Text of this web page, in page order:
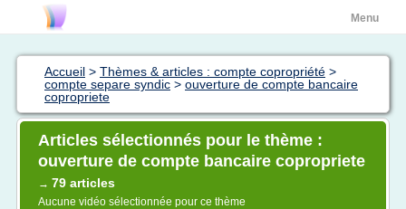
Menu
Accueil > Thèmes & articles : compte copropriété >
compte separe syndic > ouverture de compte bancaire
copropriete
Articles sélectionnés pour le thème :
ouverture de compte bancaire copropriete
→ 79 articles
Aucune vidéo sélectionnée pour ce thème